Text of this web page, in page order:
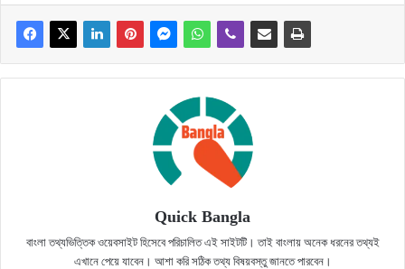
Quick Bangla
বাংলা তথ্যভিত্তিক ওয়েবসাইট হিসেবে পরিচালিত এই সাইটটি। তাই বাংলায় অনেক ধরনের তথ্যই
এখানে পেয়ে যাবেন। আশা করি সঠিক তথ্য বিষয়বস্তু জানতে পারবেন।